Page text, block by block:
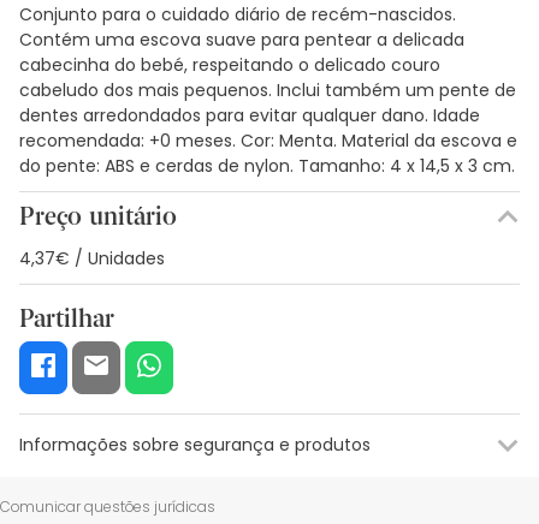
Conjunto para o cuidado diário de recém-nascidos.
Contém uma escova suave para pentear a delicada
cabecinha do bebé, respeitando o delicado couro
cabeludo dos mais pequenos. Inclui também um pente de
dentes arredondados para evitar qualquer dano. Idade
recomendada: +0 meses. Cor: Menta. Material da escova e
do pente: ABS e cerdas de nylon. Tamanho: 4 x 14,5 x 3 cm.
Preço unitário
4,37€ / Unidades
Partilhar
Informações sobre segurança e produtos
Recursos de segurança visual
Comunicar questões jurídicas